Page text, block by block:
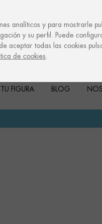
FIGURA BLOG
TU REGALO
analíticos y para mostrarle
y su perfil. Puede
aceptar todas las cookies
de cookies.